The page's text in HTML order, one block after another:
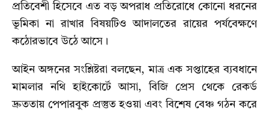
প্রতিবেশী হিসেবে এত বড় অপরাধ প্রতিরোধে কোনো ধরনের
ভূমিকা না রাখার বিষয়টিও আদালতের রায়ের পর্যবেক্ষণে
কঠোরভাবে উঠে আসে।
আইন অঙ্গনের সংশ্লিষ্টরা বলছেন, মাত্র এক সপ্তাহের ব্যবধানে
মামলার নথি হাইকোর্টে আসা, বিজি প্রেস থেকে রেকর্ড
দ্রুততায় পেপারবুক প্রস্তুত হওয়া এবং বিশেষ বেঞ্চ গঠন করে